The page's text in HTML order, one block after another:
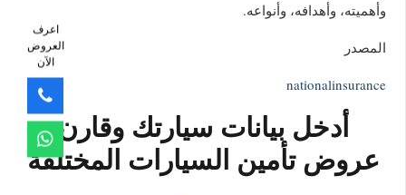
وأهميته، وأهدافه، وأنواعه.
المصدر
nationalinsurance
أدخل بيانات سيارتك وقارن
عروض تأمين السيارات المختلفة
اعرف
العروض
الآن